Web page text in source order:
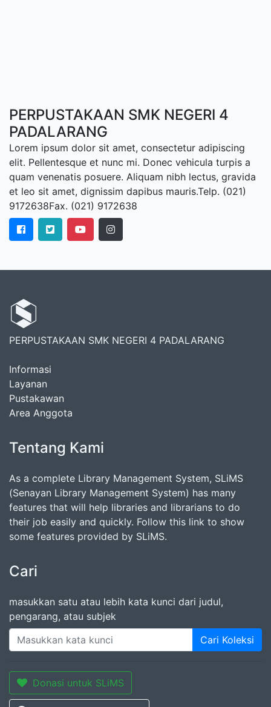
PERPUSTAKAAN SMK NEGERI 4
PADALARANG
Lorem ipsum dolor sit amet, consectetur adipiscing
elit. Pellentesque et nunc mi. Donec vehicula turpis a
quam venenatis posuere. Aliquam nibh lectus, gravida
et leo sit amet, dignissim dapibus mauris.Telp. (021)
9172638Fax. (021) 9172638
PERPUSTAKAAN SMK NEGERI 4 PADALARANG
Informasi
Layanan
Pustakawan
Area Anggota
Tentang Kami
As a complete Library Management System, SLiMS
(Senayan Library Management System) has many
features that will help libraries and librarians to do
their job easily and quickly. Follow this link to show
some features provided by SLiMS.
Cari
masukkan satu atau lebih kata kunci dari judul,
pengarang, atau subjek
Cari Koleksi
Donasi untuk SLiMS